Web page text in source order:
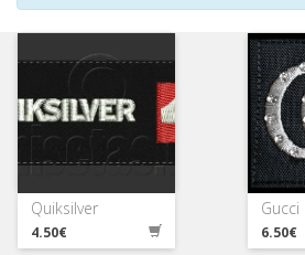
Quiksilver
4.50€ 6.50€